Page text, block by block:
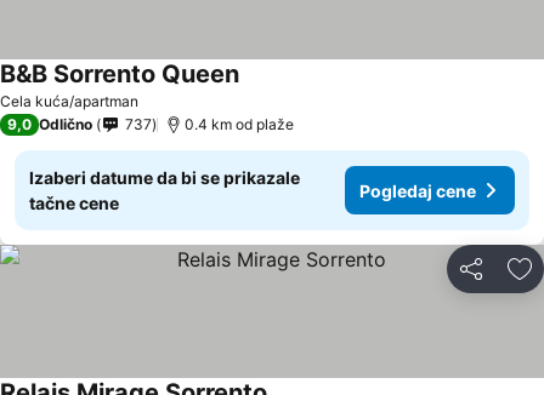
Cela kuća/apartman
B&B Sorrento Queen
9,0 Odlično 737 0.4 km od plaže
Izaberi datume da bi se prikazale
tačne cene
Pogledaj cene
Deli